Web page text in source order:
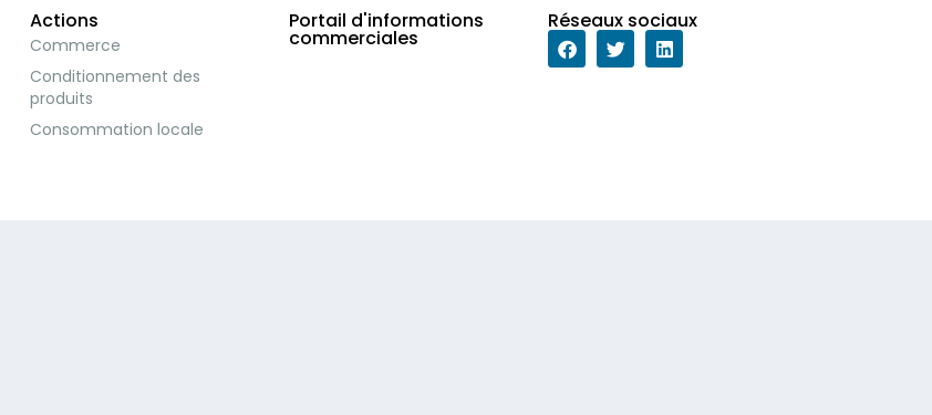
Actions
Commerce
Conditionnement des
produits
Consommation locale
Portail d'informations
commerciales
Réseaux sociaux